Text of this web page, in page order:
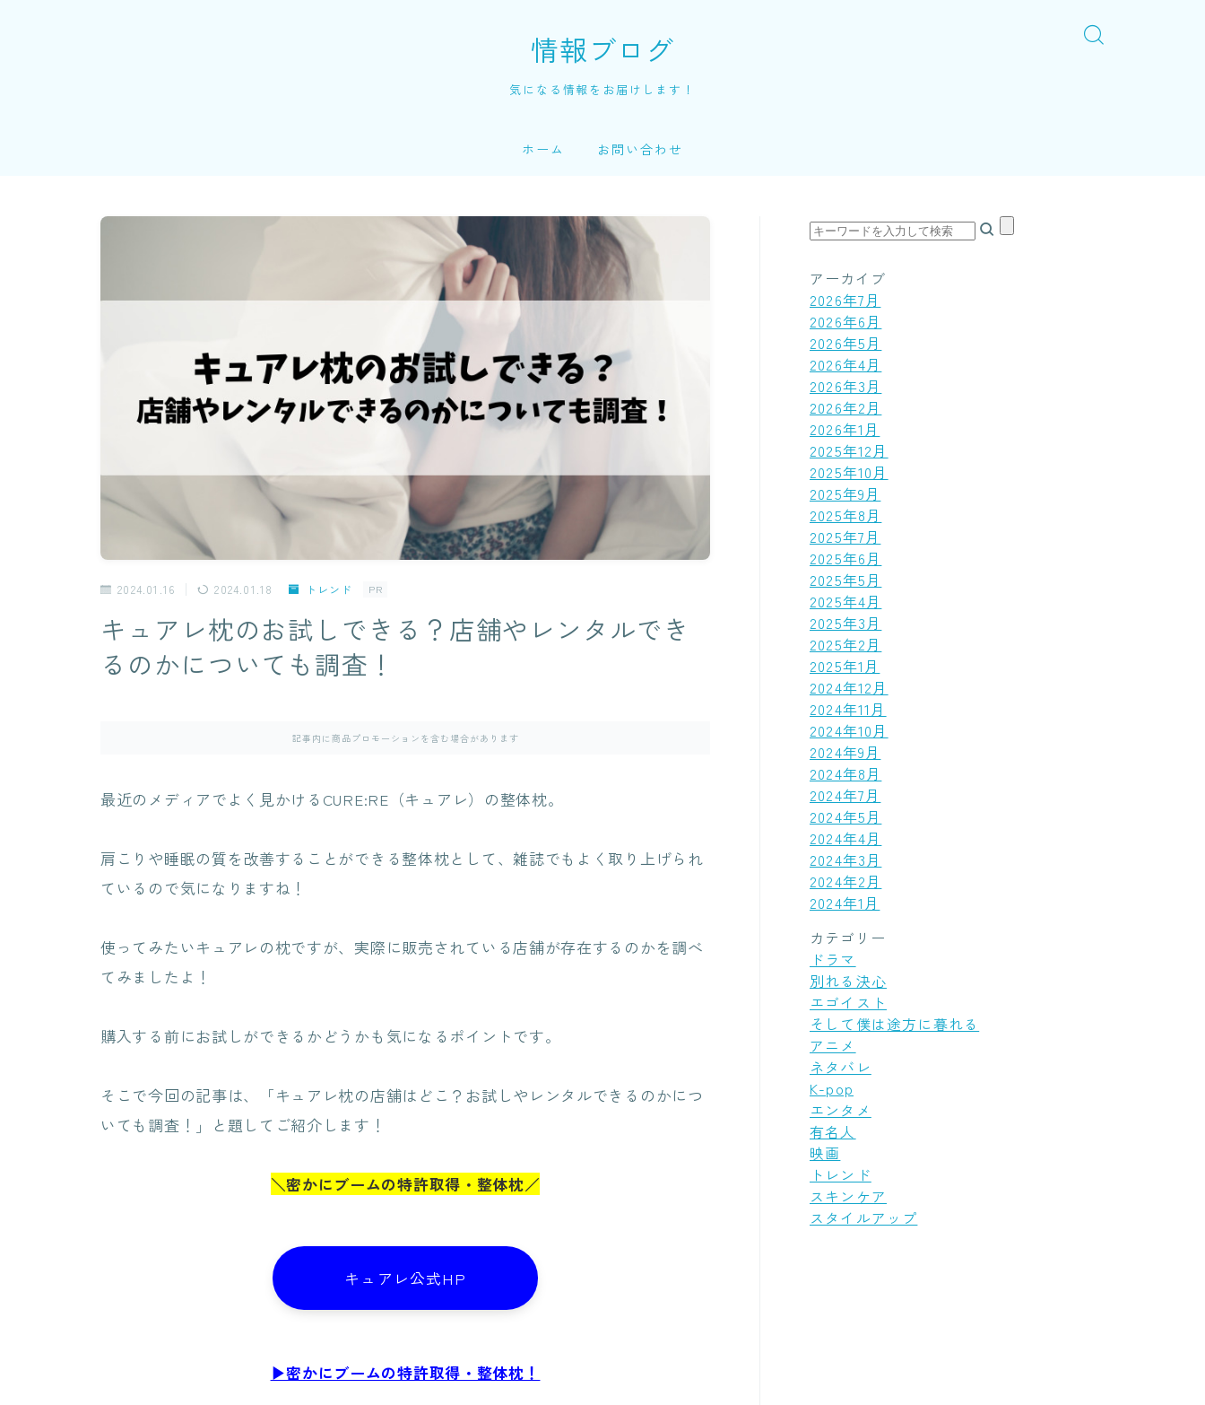
情報ブログ
気になる情報をお届けします！
ホーム お問い合わせ
2024.01.16 2024.01.18 トレンド PR
キュアレ枕のお試しできる？店舗やレンタルでき
るのかについても調査！
記事内に商品プロモーションを含む場合があります
最近のメディアでよく見かけるCURE:RE（キュアレ）の整体枕。
肩こりや睡眠の質を改善することができる整体枕として、雑誌でもよく取り上げられ
ているので気になりますね！
使ってみたいキュアレの枕ですが、実際に販売されている店舗が存在するのかを調べ
てみましたよ！
購入する前にお試しができるかどうかも気になるポイントです。
そこで今回の記事は、「キュアレ枕の店舗はどこ？お試しやレンタルできるのかにつ
いても調査！」と題してご紹介します！
＼密かにブームの特許取得・整体枕／
キュアレ公式HP
▶︎密かにブームの特許取得・整体枕！
アーカイブ
2026年7月
2026年6月
2026年5月
2026年4月
2026年3月
2026年2月
2026年1月
2025年12月
2025年10月
2025年9月
2025年8月
2025年7月
2025年6月
2025年5月
2025年4月
2025年3月
2025年2月
2025年1月
2024年12月
2024年11月
2024年10月
2024年9月
2024年8月
2024年7月
2024年5月
2024年4月
2024年3月
2024年2月
2024年1月
カテゴリー
ドラマ
別れる決心
エゴイスト
そして僕は途方に暮れる
アニメ
ネタバレ
K-pop
エンタメ
有名人
映画
トレンド
スキンケア
スタイルアップ